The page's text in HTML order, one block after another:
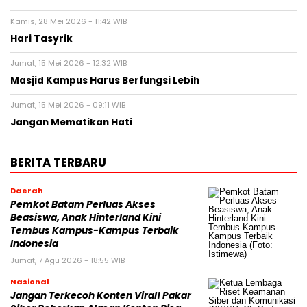
Kamis, 28 Mei 2026 - 11:42 WIB
Hari Tasyrik
Jumat, 15 Mei 2026 - 12:32 WIB
Masjid Kampus Harus Berfungsi Lebih
Jumat, 15 Mei 2026 - 09:11 WIB
Jangan Mematikan Hati
BERITA TERBARU
Daerah
Pemkot Batam Perluas Akses
Beasiswa, Anak Hinterland Kini
Tembus Kampus-Kampus Terbaik
Indonesia
Jumat, 7 Agu 2026 - 18:55 WIB
Nasional
Jangan Terkecoh Konten Viral! Pakar